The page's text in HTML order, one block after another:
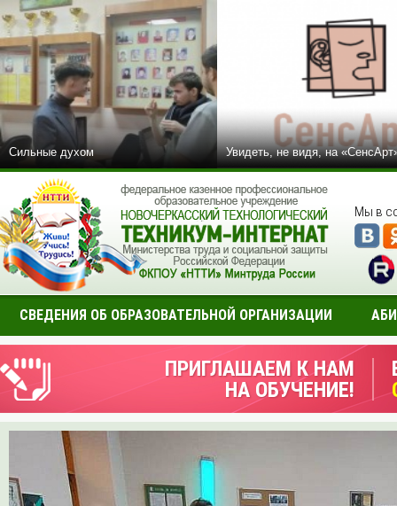
Сильные духом Увидеть, не видя, на
Мы в
СВЕДЕНИЯ ОБ ОБРАЗОВАТЕЛЬНОЙ ОРГАНИЗАЦИИ
ПРИГЛАШАЕМ К НАМ
НА ОБУЧЕНИЕ!